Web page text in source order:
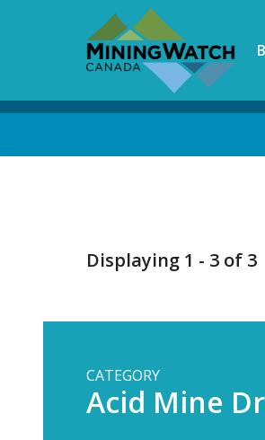
Displaying 1 - 3 of 3
CATEGORY
Acid Mine